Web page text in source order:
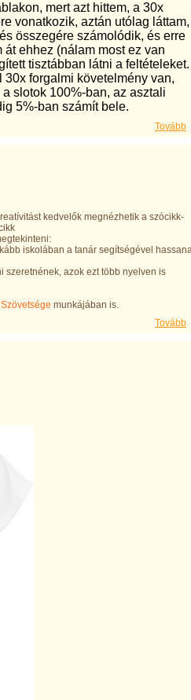
mert azt hittem, a 30x
vonatkozik, aztán utólag láttam,
összegére számolódik, és erre
át ehhez (nálam most ez van
tisztábban látni a feltételeket.
forgalmi követelmény van,
slotok 100%-ban, az asztali
5%-ban számít bele.
Tovább
kedvelők megnézhetik a szócikk-
iskolában a tanár segítségével
szeretnének, azok ezt több nyelven is
munkájában is.
Tovább